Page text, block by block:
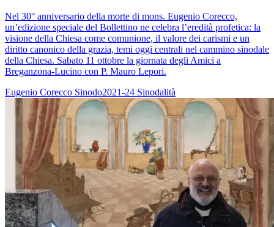
Nel 30° anniversario della morte di mons. Eugenio Corecco,
un’edizione speciale del Bollettino ne celebra l’eredità profetica: la
visione della Chiesa come comunione, il valore dei carismi e un
diritto canonico della grazia, temi oggi centrali nel cammino sinodale
della Chiesa. Sabato 11 ottobre la giornata degli Amici a
Breganzona-Lucino con P. Mauro Lepori.
Eugenio Corecco Sinodo2021-24 Sinodalità